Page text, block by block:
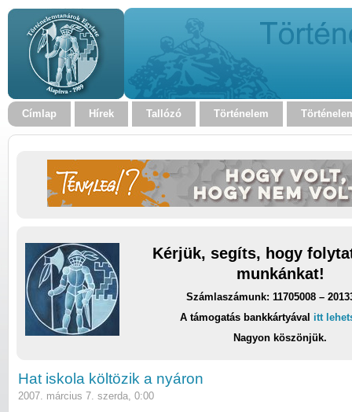
Címlap Hírek Tallózó Történelem
Kérjük, segíts, hogy
munkánkat!
Számlaszámunk: 11705008 –
A támogatás bankkártyával itt
Nagyon köszönjük.
Hat iskola költözik a nyáron
2007. március 7. szerda, 0:00